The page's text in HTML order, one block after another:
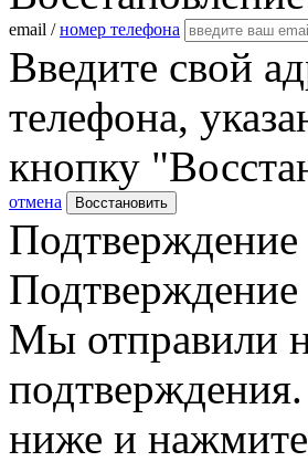
email /номер телефона
Введите свой
телефона,
кнопку
отмена Восстановить
Подтверждение
Мы отправили
ниже и